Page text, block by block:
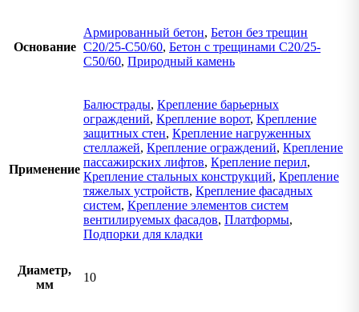
Основание
Армированный бетон, Бетон без трещин
C20/25-C50/60, Бетон с трещинами C20/25-
C50/60, Природный камень
Применение
Балюстрады, Крепление барьерных
ограждений, Крепление ворот, Крепление
защитных стен, Крепление нагруженных
стеллажей, Крепление ограждений, Крепление
пассажирских лифтов, Крепление перил,
Крепление стальных конструкций, Крепление
тяжелых устройств, Крепление фасадных
систем, Крепление элементов систем
вентилируемых фасадов, Платформы,
Подпорки для кладки
Диаметр,
мм
10